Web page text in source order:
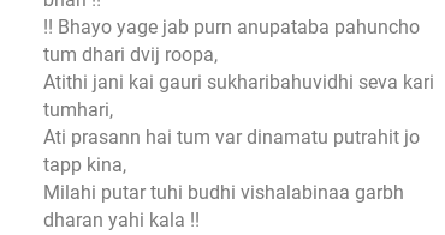
!! Bhayo yage jab purn anupataba pahuncho
tum dhari dvij roopa,
Atithi jani kai gauri sukharibahuvidhi seva kari
tumhari,
Ati prasann hai tum var dinamatu putrahit jo
tapp kina,
Milahi putar tuhi budhi vishalabinaa garbh
dharan yahi kala !!